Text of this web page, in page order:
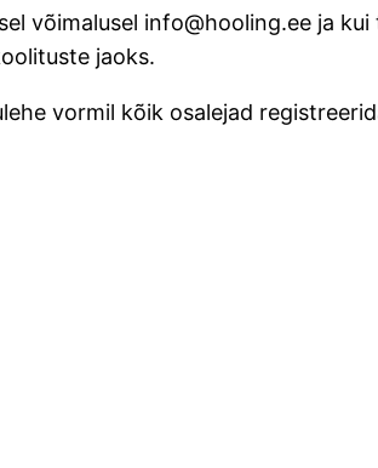
võimalusel info@hooling.ee ja
jaoks.
vormil kõik osalejad